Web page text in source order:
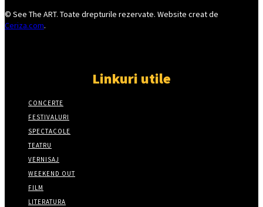
© See The ART. Toate drepturile rezervate. Website creat de
Ceriza.com.
Linkuri utile
CONCERTE
FESTIVALURI
SPECTACOLE
TEATRU
VERNISAJ
WEEKEND OUT
FILM
LITERATURA